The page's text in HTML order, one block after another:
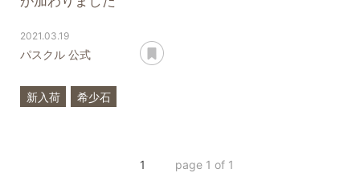
2021.03.19
パスクル 公式
新入荷
希少石
1
page 1 of 1